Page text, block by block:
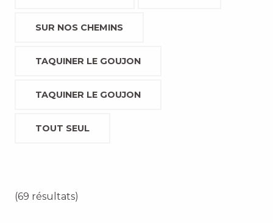
SUR NOS CHEMINS
TAQUINER LE GOUJON
TAQUINER LE GOUJON
TOUT SEUL
(69 résultats)